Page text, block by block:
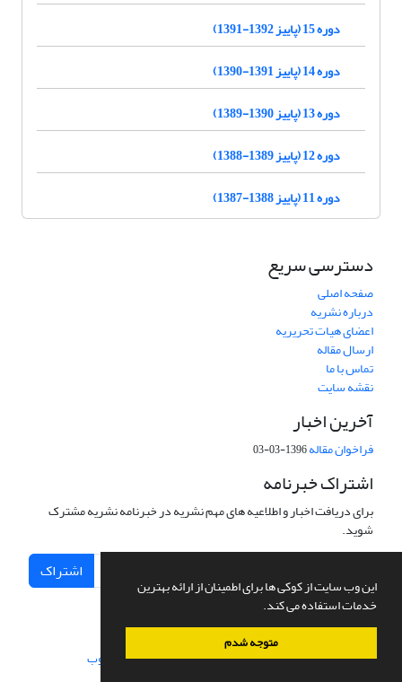
این وب سایت از کوکی ها برای اطمینان از ارائه بهترین
خدمات استفاده می کند.
متوجه شدم
دوره 15 (پاییز 1392-1391)
دوره 14 (پاییز 1391-1390)
دوره 13 (پاییز 1390-1389)
دوره 12 (پاییز 1389-1388)
دوره 11 (پاییز 1388-1387)
دسترسی سریع
صفحه اصلی
درباره نشریه
اعضای هیات تحریریه
ارسال مقاله
تماس با ما
نقشه سایت
آخرین اخبار
فراخوان مقاله1396-03-03
اشتراک خبرنامه
برای دریافت اخبار و اطلاعیه های مهم نشریه در خبرنامه نشریه مشترک
شوید.
اشتراک
سامانه مدیریت نشریات علمی.طراحی و پیاده سازی از سیناوب